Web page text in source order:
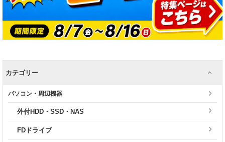
カテゴリー
パソコン・周辺機器
外付HDD・SSD・NAS
FDドライブ